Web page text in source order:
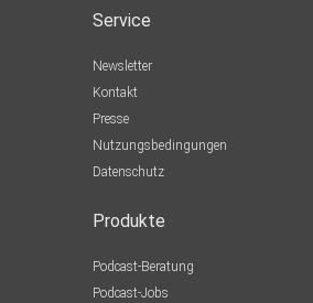
Service
Newsletter
Kontakt
Presse
Nutzungsbedingungen
Datenschutz
Produkte
Podcast-Beratung
Podcast-Jobs